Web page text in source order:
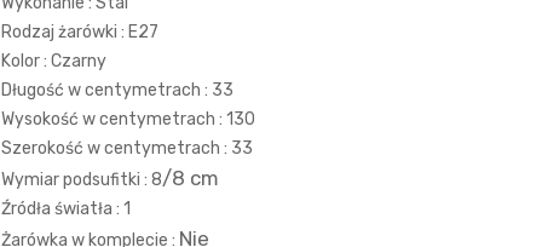
Rodzaj żarówki : E27
Kolor : Czarny
Długość w centymetrach : 33
Wysokość w centymetrach : 130
Szerokość w centymetrach : 33
Wymiar podsufitki : 8/8 cm
Źródła światła : 1
Żarówka w komplecie : Nie